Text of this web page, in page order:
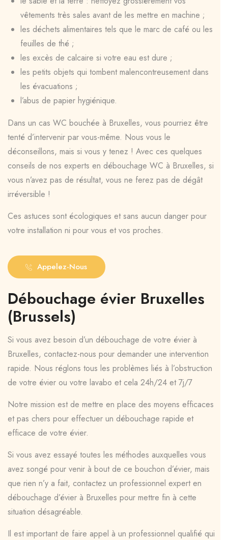
vêtements très sales avant de les mettre en machine ;
les déchets alimentaires tels que le marc de café ou les
feuilles de thé ;
les excès de calcaire si votre eau est dure ;
les petits objets qui tombent malencontreusement dans
les évacuations ;
l’abus de papier hygiénique.
Dans un cas WC bouchée à Bruxelles, vous pourriez être
tenté d’intervenir par vous-même. Nous vous le
déconseillons, mais si vous y tenez ! Avec ces quelques
conseils de nos experts en débouchage WC à Bruxelles, si
vous n’avez pas de résultat, vous ne ferez pas de dégât
irréversible !
Ces astuces sont écologiques et sans aucun danger pour
votre installation ni pour vous et vos proches.
Appelez-Nous
Débouchage évier Bruxelles
(Brussels)
Si vous avez besoin d’un débouchage de votre évier à
Bruxelles, contactez-nous pour demander une intervention
rapide. Nous réglons tous les problèmes liés à l’obstruction
de votre évier ou votre lavabo et cela 24h/24 et 7j/7
Notre mission est de mettre en place des moyens efficaces
et pas chers pour effectuer un débouchage rapide et
efficace de votre évier.
Si vous avez essayé toutes les méthodes auxquelles vous
avez songé pour venir à bout de ce bouchon d’évier, mais
que rien n’y a fait, contactez un professionnel expert en
débouchage d’évier à Bruxelles pour mettre fin à cette
situation désagréable.
Il est important de faire appel à un professionnel qualifié qui